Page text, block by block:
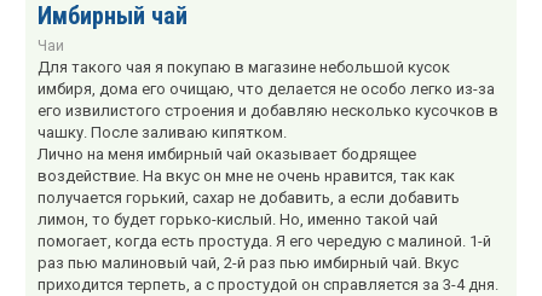
Имбирный чай
Чаи
Для такого чая я покупаю в магазине небольшой кусок
имбиря, дома его очищаю, что делается не особо легко из-за
его извилистого строения и добавляю несколько кусочков в
чашку. После заливаю кипятком.
Лично на меня имбирный чай оказывает бодрящее
воздействие. На вкус он мне не очень нравится, так как
получается горький, сахар не добавить, а если добавить
лимон, то будет горько-кислый. Но, именно такой чай
помогает, когда есть простуда. Я его чередую с малиной. 1-й
раз пью малиновый чай, 2-й раз пью имбирный чай. Вкус
приходится терпеть, а с простудой он справляется за 3-4 дня.